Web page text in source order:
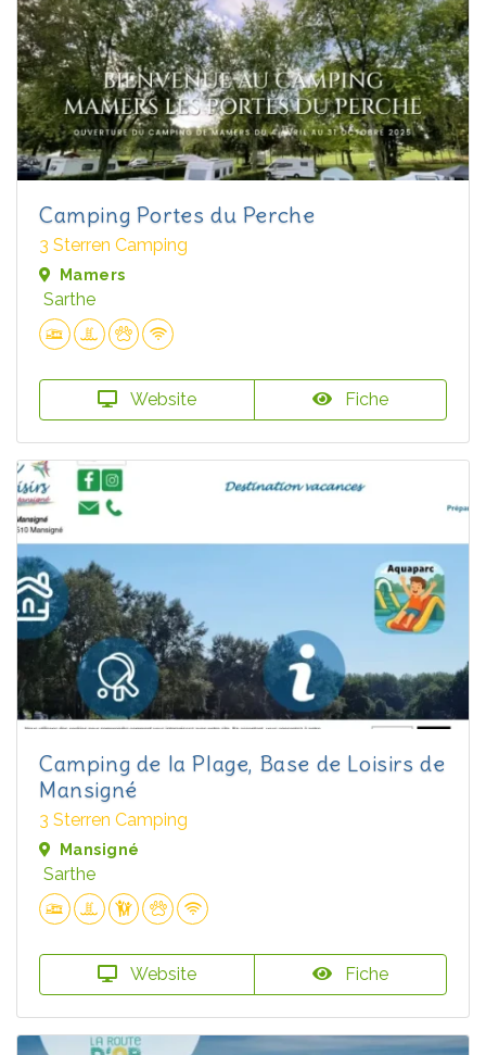
Camping Portes du Perche
3 Sterren Camping
Mamers
Sarthe
Website Fiche
Camping de la Plage, Base de Loisirs de
Mansigné
3 Sterren Camping
Mansigné
Sarthe
Website Fiche